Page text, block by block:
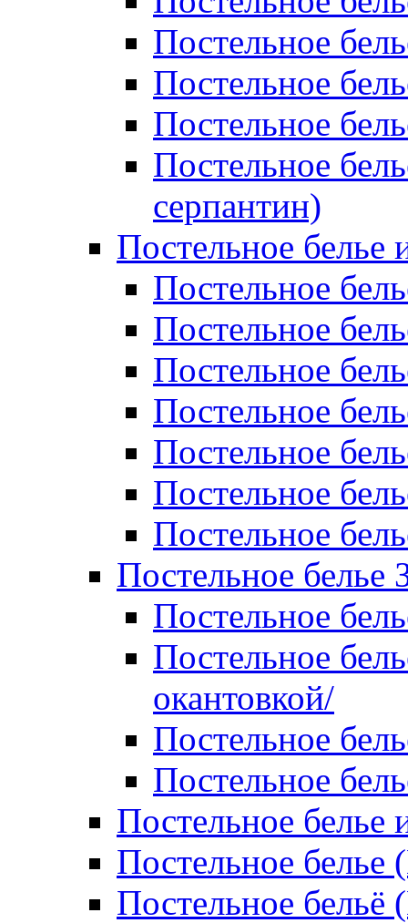
Постельное
Постельное
Постельное
Постельное
серпантин)
Постельное белье
Постельное
Постельное
Постельное
Постельное
Постельное
Постельное
Постельное
Постельное белье
Постельное
Постельное
окантовкой/
Постельное
Постельное
Постельное белье
Постельное
Постельное